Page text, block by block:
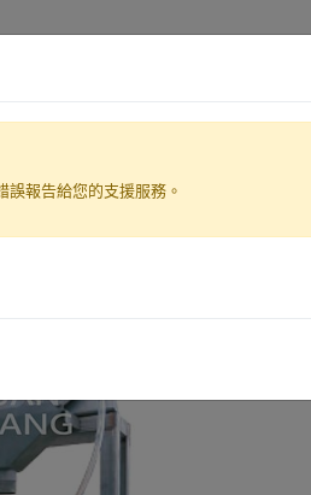
分離設備(廢水上浮油撈除機)
50)
誤報告給您的支援服務。